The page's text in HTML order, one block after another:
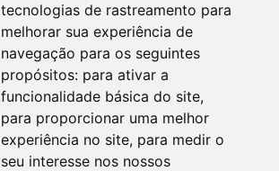
tecnologias de rastreamento para
melhorar sua experiência de
navegação para os seguintes
propósitos: para ativar a
funcionalidade básica do site,
para proporcionar uma melhor
experiência no site, para medir o
seu interesse nos nossos